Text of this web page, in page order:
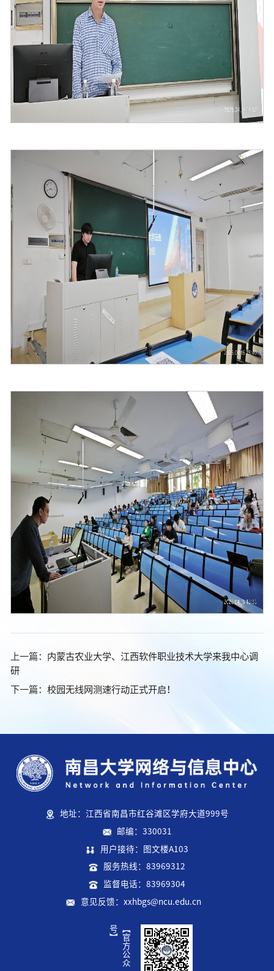
上一篇： 内蒙古农业大学、江西软件职业技术大学来我中心调
研
下一篇： 校园无线网测速行动正式开启！
地址：江西省南昌市红谷滩区学府大道999号
邮编：330031
用户接待：图文楼A103
服务热线：83969312
监督电话：83969304
意见反馈：xxhbgs@ncu.edu.cn
【
官
方
公
众
号
】